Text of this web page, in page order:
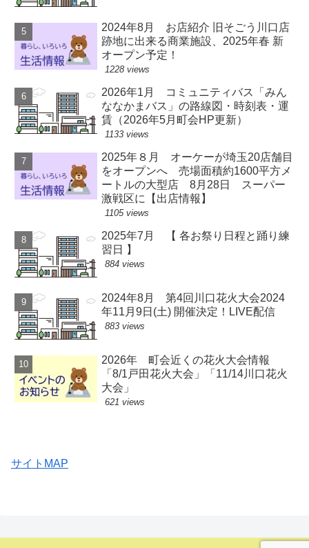
2024年8月 お店紹介 旧そごう川口店
跡地に出来る商業施設、2025年春 新
オープン予定！
1228 views
2026年1月 コミュニティバス「みん
ななかまバス」の路線図・時刻表・運
賃（2026年5月町会HP更新）
1133 views
2025年８月 オーケーが埼玉20店舗目
をオープンへ 売場面積約1600平方メ
ートルの大型店 8月28日 スーパー
激戦区に【出店情報】
1105 views
2025年7月 【 各お祭り日程と踊り練
習日 】
884 views
2024年8月 第4回川口花火大会2024
年11月9日(土) 開催決定！LIVE配信
883 views
2026年 町会近くの花火大会情報
「8/1戸田花火大会」「11/14川口花火
大会」
621 views
サイトMAP